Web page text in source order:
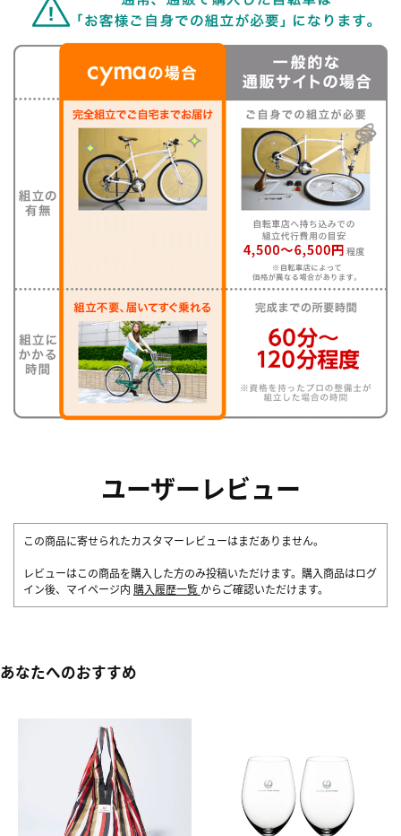
ユーザーレビュー
この商品に寄せられたカスタマーレビューはまだありません。
レビューはこの商品を購入した方のみ投稿いただけます。購入商品はログ
イン後、マイページ内 購入履歴一覧 からご確認いただけます。
あなたへのおすすめ